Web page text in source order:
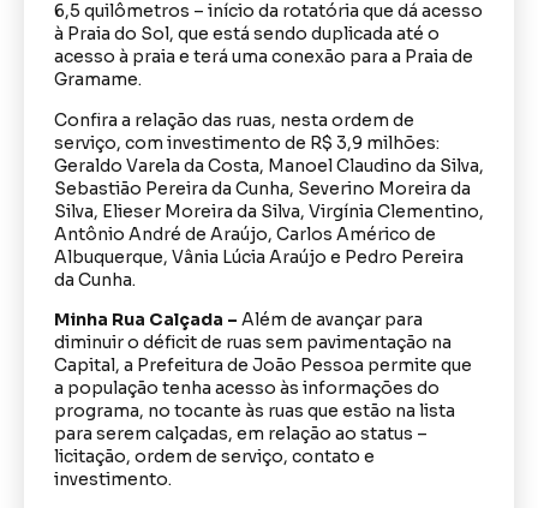
6,5 quilômetros – início da rotatória que dá acesso
à Praia do Sol, que está sendo duplicada até o
acesso à praia e terá uma conexão para a Praia de
Gramame.
Confira a relação das ruas, nesta ordem de
serviço, com investimento de R$ 3,9 milhões:
Geraldo Varela da Costa, Manoel Claudino da Silva,
Sebastião Pereira da Cunha, Severino Moreira da
Silva, Elieser Moreira da Silva, Virgínia Clementino,
Antônio André de Araújo, Carlos Américo de
Albuquerque, Vânia Lúcia Araújo e Pedro Pereira
da Cunha.
Minha Rua Calçada – Além de avançar para
diminuir o déficit de ruas sem pavimentação na
Capital, a Prefeitura de João Pessoa permite que
a população tenha acesso às informações do
programa, no tocante às ruas que estão na lista
para serem calçadas, em relação ao status –
licitação, ordem de serviço, contato e
investimento.